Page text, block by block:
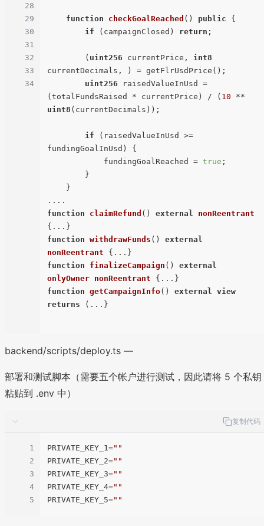
28
29
30
31
32
33
34
function checkGoalReached ( ) public
{
if (campaignClosed) return ;
        (
uint256 currentPrice, int8
currentDecimals, ) = getFlrUsdPrice();
uint256 raisedValueInUsd =
(totalFundsRaised * currentPrice) / ( 10
uint8 (currentDecimals));
if (raisedValueInUsd >=
fundingGoalInUsd) {
            fundingGoalReached =
true ;
function
claimRefund ( ) external
nonReentrant
function withdrawFunds ( ) external
nonReentrant
function
finalizeCampaign ( ) external
onlyOwner nonReentrant
function getCampaignInfo( ) external
view
returns ( ...}
backend/scripts/deploy.ts —
部署和测试脚本（需要五个帐户进行测试，因此请将 5 个私钥
粘贴到 .env 中）
复制代码
1
2
3
4
5
PRIVATE_KEY_1 =""
PRIVATE_KEY_2=""
PRIVATE_KEY_3=""
PRIVATE_KEY_4=""
PRIVATE_KEY_5=""